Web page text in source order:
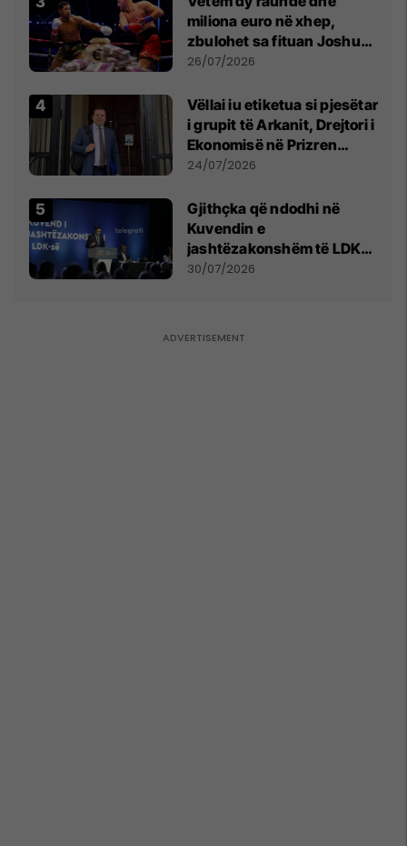
miliona euro në xhep,
zbulohet sa fituan Joshua
e Prenga
26/07/2026
Vëllai iu etiketua si pjesëtar
i grupit të Arkanit, Drejtori i
Ekonomisë në Prizren
mohon pretendimet
24/07/2026
Gjithçka që ndodhi në
Kuvendin e
jashtëzakonshëm të LDK-
së
30/07/2026